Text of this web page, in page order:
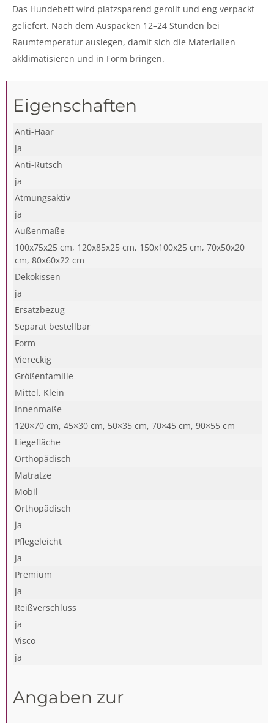
Das Hundebett wird platzsparend gerollt und eng verpackt
geliefert. Nach dem Auspacken 12–24 Stunden bei
Raumtemperatur auslegen, damit sich die Materialien
akklimatisieren und in Form bringen.
Eigenschaften
Anti-Haar
ja
Anti-Rutsch
ja
Atmungsaktiv
ja
Außenmaße
100x75x25 cm, 120x85x25 cm, 150x100x25 cm, 70x50x20
cm, 80x60x22 cm
Dekokissen
ja
Ersatzbezug
Separat bestellbar
Form
Viereckig
Größenfamilie
Mittel, Klein
Innenmaße
120×70 cm, 45×30 cm, 50×35 cm, 70×45 cm, 90×55 cm
Liegefläche
Orthopädisch
Matratze
Mobil
Orthopädisch
ja
Pflegeleicht
ja
Premium
ja
Reißverschluss
ja
Visco
ja
Angaben zur